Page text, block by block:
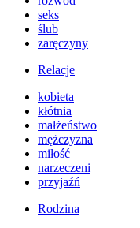
seks
ślub
zaręczyny
Relacje
kobieta
kłótnia
małżeństwo
mężczyzna
miłość
narzeczeni
przyjaźń
Rodzina